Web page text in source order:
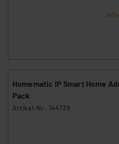
Homematic IP Smart Home
Pack
Artikel-Nr. 144739